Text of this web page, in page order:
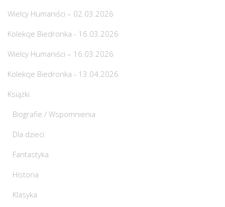
Wielcy Humaniści – 02.03.2026
Kolekcje Biedronka - 16.03.2026
Wielcy Humaniści – 16.03.2026
Kolekcje Biedronka - 13.04.2026
Książki
Biografie / Wspomnienia
Dla dzieci
Fantastyka
Historia
Klasyka